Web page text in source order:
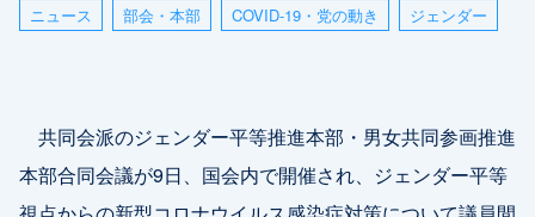
ニュース 部会・本部 COVID-19・党の動き ジェンダー
共同会派のジェンダー平等推進本部・男女共同参画推進
本部合同会議が9日、国会内で開催され、ジェンダー平等